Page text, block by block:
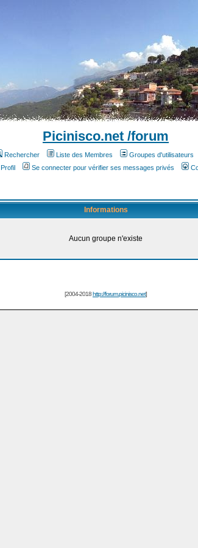
Picinisco.net /forum
Rechercher Liste des Membres Groupes d'utilisateurs
Profil
Se connecter pour vérifier ses messages privés
Informations
Aucun groupe n'existe
[2004-2018http://forum.picinisco.net]